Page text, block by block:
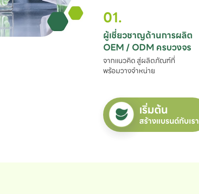
01.
ผู้เชี่ยวชาญด้านการผลิต
OEM / ODM ครบวงจร
จากแนวคิด สู่ผลิตภัณฑ์ที่
พร้อมวางจำหน่าย
เริ่มต้น
สร้างแบรนด์กับเรา